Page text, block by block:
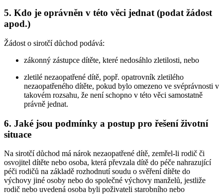
5. Kdo je oprávněn v této věci jednat (podat žádost
apod.)
Žádost o sirotčí důchod podává:
zákonný zástupce dítěte, které nedosáhlo zletilosti, nebo
zletilé nezaopatřené dítě, popř. opatrovník zletilého
nezaopatřeného dítěte, pokud bylo omezeno ve svéprávnosti v
takovém rozsahu, že není schopno v této věci samostatně
právně jednat.
6. Jaké jsou podmínky a postup pro řešení životní
situace
Na sirotčí důchod má nárok nezaopatřené dítě, zemřel-li rodič či
osvojitel dítěte nebo osoba, která převzala dítě do péče nahrazující
péči rodičů na základě rozhodnutí soudu o svěření dítěte do
výchovy jiné osoby nebo do společné výchovy manželů, jestliže
rodič nebo uvedená osoba byli poživateli starobního nebo